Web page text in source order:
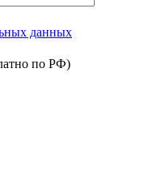
данных
по РФ)